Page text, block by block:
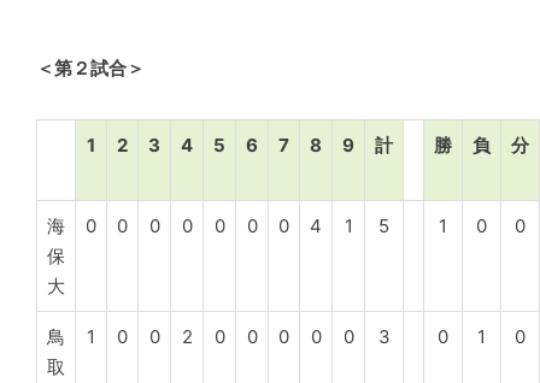
＜第２試合＞
1 2 3 4 5 6 7 8 9 計 勝 負 分
海
保
大
0 0 0 0 0 0 0 4 1 5 1 0 0
鳥
取
1 0 0 2 0 0 0 0 0 3 0 1 0